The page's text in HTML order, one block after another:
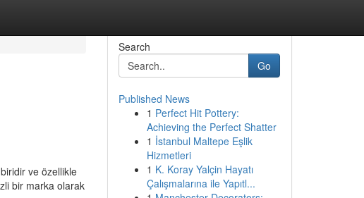
ve özellikle
bir marka olarak
Search
Go
Published News
1 Perfect Hit Pottery:
Achieving the Perfect Shatter
1 İstanbul Maltepe Eşlik
Hizmetleri
1 K. Koray Yalçin Hayatı
Çalışmalarına ile Yapıtl...